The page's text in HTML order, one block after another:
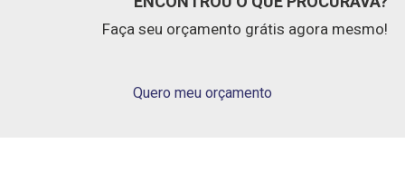
Faça seu orçamento grátis agora mesmo!
Quero meu orçamento